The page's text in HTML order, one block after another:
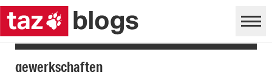
gewerkschaften